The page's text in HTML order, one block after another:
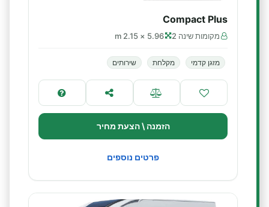
Compact Plus
מקומות שינה 2 5.96 × 2.15 m
מזגן קדמי מקלחת שירותים
הזמנה \ הצעת מחיר
פרטים נוספים